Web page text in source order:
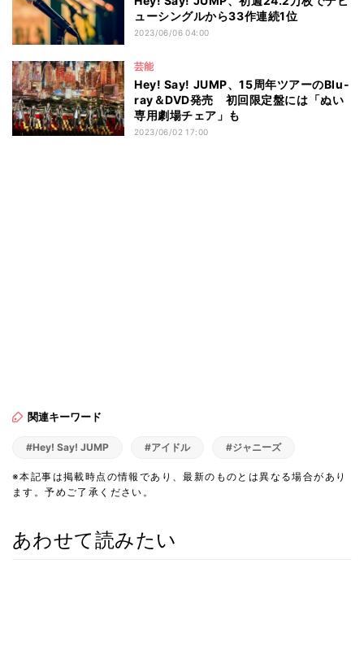
ューシングルから33作連続1位
2023/06/06 04:00
芸能
Hey! Say! JUMP、15周年ツアーのBlu-
ray＆DVD発売 初回限定盤には「ぬい
専用劇場チェア」も
2023/06/02 17:00
関連キーワード
#Hey! Say! JUMP #アイドル #ジャニーズ
※本記事は掲載時点の情報であり、最新のものとは異なる場合があり
ます。予めご了承ください。
あわせて読みたい